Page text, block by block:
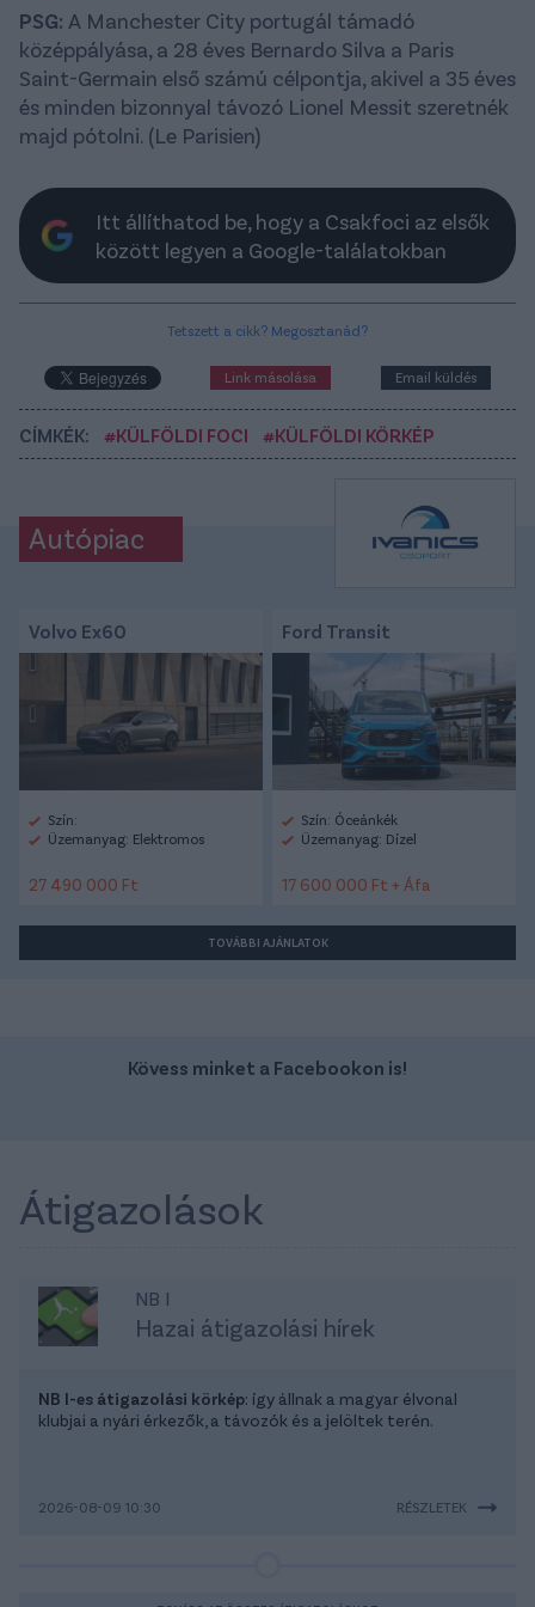
PSG: A Manchester City portugál támadó
középpályása, a 28 éves Bernardo Silva a Paris
Saint-Germain első számú célpontja, akivel a 35 éves
és minden bizonnyal távozó Lionel Messit szeretnék
majd pótolni. (Le Parisien)
Itt állíthatod be, hogy a Csakfoci az elsők
között legyen a Google-találatokban
Tetszett a cikk? Megosztanád?
Link másolása Email küldés
CÍMKÉK: #KÜLFÖLDI FOCI #KÜLFÖLDI KÖRKÉP
Autópiac
Volvo Ex60
Szín:
Üzemanyag: Elektromos
27 490 000 Ft
Ford Transit
Szín: Óceánkék
Üzemanyag: Dízel
17 600 000 Ft + Áfa
TOVÁBBI AJÁNLATOK
Kövess minket a Facebookon is!
Átigazolások
NB I
Hazai átigazolási hírek
NB I-es átigazolási körkép: így állnak a magyar élvonal
klubjai a nyári érkezők, a távozók és a jelöltek terén.
2026-08-09 10:30 RÉSZLETEK